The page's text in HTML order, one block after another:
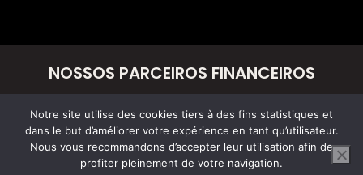
NOSSOS PARCEIROS FINANCEIROS
Notre site utilise des cookies tiers à des fins statistiques et
dans le but d’améliorer votre expérience en tant qu’utilisateur.
Nous vous recommandons d’accepter leur utilisation afin de
profiter pleinement de votre navigation.